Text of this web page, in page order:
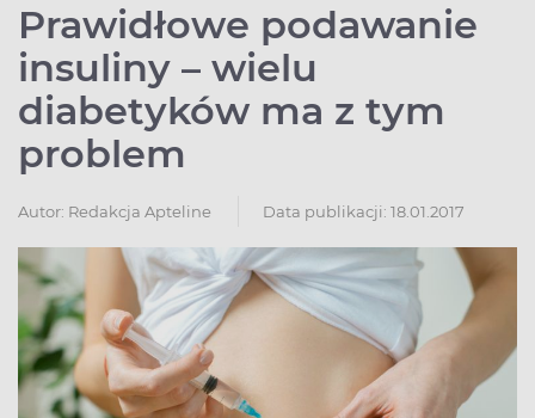
Prawidłowe podawanie
insuliny – wielu
diabetyków ma z tym
problem
Autor: Redakcja Apteline Data publikacji: 18.01.2017